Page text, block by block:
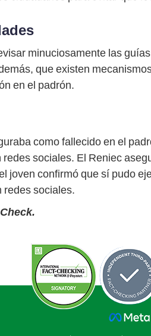
minuciosamente las
que existen
en el padrón.
como fallecido en el
sociales. El Reniec
joven confirmó que sí pudo
redes sociales.